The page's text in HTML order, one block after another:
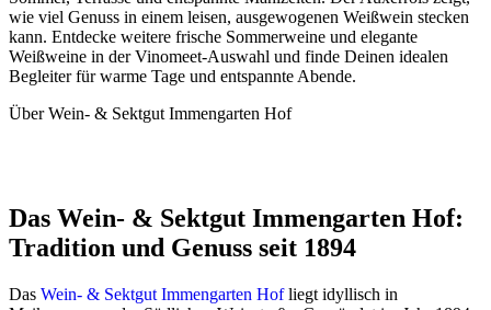
wie viel Genuss in einem leisen, ausgewogenen Weißwein stecken
kann. Entdecke weitere frische Sommerweine und elegante
Weißweine in der Vinomeet-Auswahl und finde Deinen idealen
Begleiter für warme Tage und entspannte Abende.
Über Wein- & Sektgut Immengarten Hof
Das Wein- & Sektgut Immengarten Hof:
Tradition und Genuss seit 1894
Das Wein- & Sektgut Immengarten Hofliegt idyllisch in